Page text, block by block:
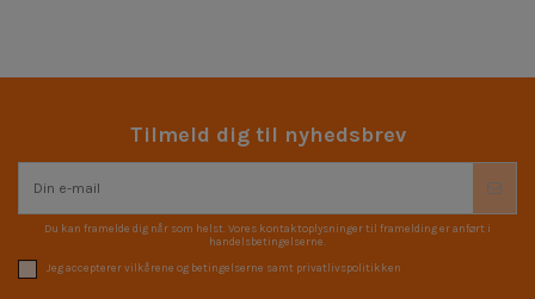
Tilmeld dig til nyhedsbrev
Du kan framelde dig når som helst. Vores kontaktoplysninger til framelding er anført i
handelsbetingelserne.
Jeg accepterer vilkårene og betingelserne samt privatlivspolitikken